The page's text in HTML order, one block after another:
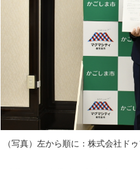
（写真）左から順に：株式会社ド